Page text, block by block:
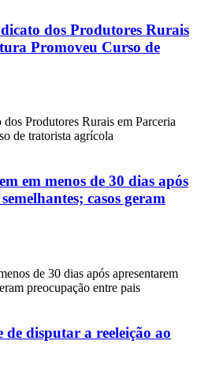
dos Produtores Rurais
Promoveu Curso de
Produtores Rurais em Parceria
de tratorista agrícola
em menos de 30 dias após
casos geram
de 30 dias após apresentarem
preocupação entre pais
disputar a reeleição ao